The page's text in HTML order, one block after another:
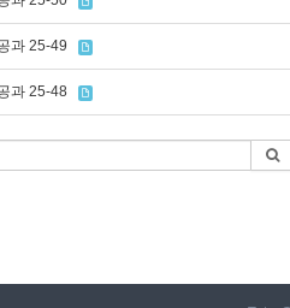
과 25-49
과 25-48